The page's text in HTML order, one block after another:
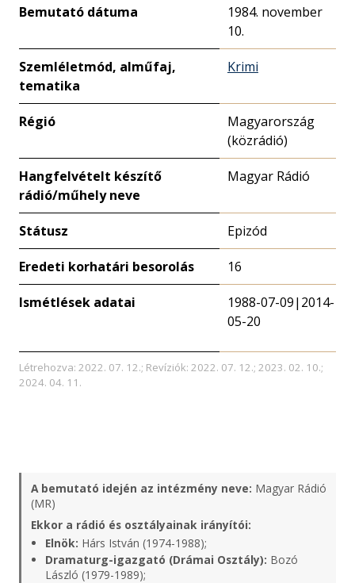
Bemutató dátuma
1984. november
10.
Szemléletmód, alműfaj,
tematika
Krimi
Régió
Magyarország
(közrádió)
Hangfelvételt készítő
rádió/műhely neve
Magyar Rádió
Státusz Epizód
Eredeti korhatári besorolás 16
Ismétlések adatai
1988-07-09|2014-
05-20
Létrehozva: 2022. 07. 12.; Revíziók: 2022. 07. 12.; 2023. 02. 10.;
2024. 04. 11.
A bemutató idején az intézmény neve: Magyar Rádió
(MR)
Ekkor a rádió és osztályainak irányítói:
Elnök: Hárs István (1974-1988);
Dramaturg-igazgató (Drámai Osztály): Bozó
László (1979-1989);